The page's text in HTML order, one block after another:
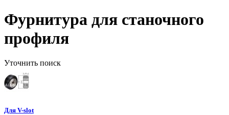
Фурнитура для станочного
профиля
Уточнить поиск
Для V-slot